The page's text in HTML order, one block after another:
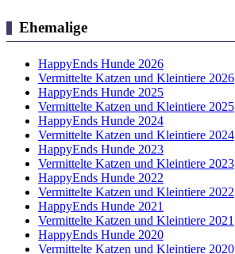
Ehemalige
HappyEnds Hunde 2026
Vermittelte Katzen und Kleintiere 2026
HappyEnds Hunde 2025
Vermittelte Katzen und Kleintiere 2025
HappyEnds Hunde 2024
Vermittelte Katzen und Kleintiere 2024
HappyEnds Hunde 2023
Vermittelte Katzen und Kleintiere 2023
HappyEnds Hunde 2022
Vermittelte Katzen und Kleintiere 2022
HappyEnds Hunde 2021
Vermittelte Katzen und Kleintiere 2021
HappyEnds Hunde 2020
Vermittelte Katzen und Kleintiere 2020